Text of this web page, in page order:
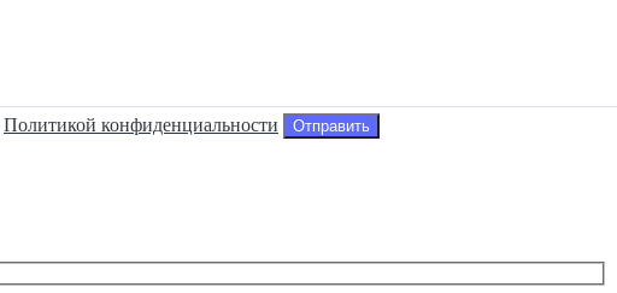
Политикой конфиденциальности